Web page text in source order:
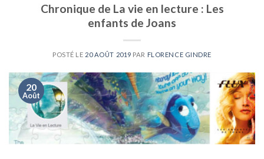
Chronique de La vie en lecture : Les
enfants de Joans
POSTÉ LE 20 AOÛT 2019 PAR FLORENCE GINDRE
20
Août